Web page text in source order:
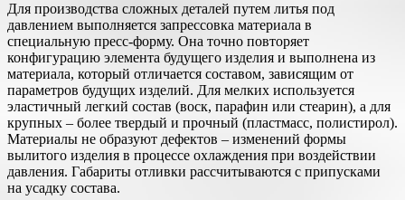
Для производства сложных деталей путем литья под
давлением выполняется запрессовка материала в
специальную пресс-форму. Она точно повторяет
конфигурацию элемента будущего изделия и выполнена из
материала, который отличается составом, зависящим от
параметров будущих изделий. Для мелких используется
эластичный легкий состав (воск, парафин или стеарин), а для
крупных – более твердый и прочный (пластмасс, полистирол).
Материалы не образуют дефектов – изменений формы
вылитого изделия в процессе охлаждения при воздействии
давления. Габариты отливки рассчитываются с припусками
на усадку состава.